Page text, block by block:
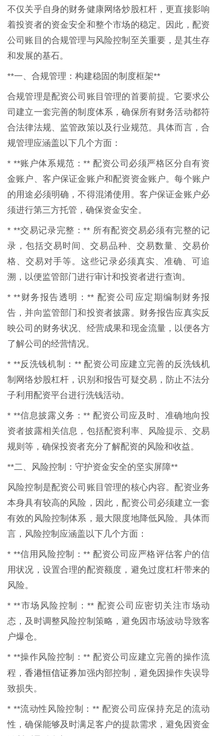
不仅关乎自身的财务健康网络炒股杠杆，更直接影响
着投资者的资金安全和整个市场的稳定。因此，配资
公司账目的合规管理与风险控制至关重要，是其生存
和发展的基石。
**一、合规管理：构建稳固的制度框架**
合规管理是配资公司账目管理的首要前提。它要求公
司建立一套完善的制度体系，确保所有财务活动都符
合法律法规、监管政策以及行业规范。具体而言，合
规管理应涵盖以下几个方面：
* **账户体系规范：** 配资公司必须严格区分自有资
金账户、客户保证金账户和配资资金账户。每个账户
的用途必须明确，不得混淆使用。客户保证金账户必
须进行第三方托管，确保资金安全。
* **交易记录完整：** 所有配资交易必须有完整的记
录，包括交易时间、交易品种、交易数量、交易价
格、交易对手等。这些记录必须真实、准确、可追
溯，以便监管部门进行审计和投资者进行查询。
* **财务报告透明：** 配资公司应定期编制财务报
告，并向监管部门和投资者披露。财务报告应真实反
映公司的财务状况、经营成果和现金流量，以便各方
了解公司的经营情况。
* **反洗钱机制：** 配资公司应建立完善的反洗钱机
制网络炒股杠杆，识别和报告可疑交易，防止不法分
子利用配资平台进行洗钱活动。
* **信息披露义务：** 配资公司应及时、准确地向投
资者披露相关信息，包括配资利率、风险提示、交易
规则等，确保投资者充分了解配资的风险和收益。
**二、风险控制：守护资金安全的坚实屏障**
风险控制是配资公司账目管理的核心内容。配资业务
本身具有较高的风险，因此，配资公司必须建立一套
有效的风险控制体系，最大限度地降低风险。具体而
言，风险控制应涵盖以下几个方面：
* **信用风险控制：** 配资公司应严格评估客户的信
用状况，设置合理的配资额度，避免过度杠杆带来的
风险。
* **市场风险控制：** 配资公司应密切关注市场动
态，及时调整风险控制策略，避免因市场波动导致客
户爆仓。
* **操作风险控制：** 配资公司应建立完善的操作流
程，香港恒信证券加强内部控制，避免因操作失误导
致损失。
* **流动性风险控制：** 配资公司应保持充足的流动
性，确保能够及时满足客户的提款需求，避免因资金